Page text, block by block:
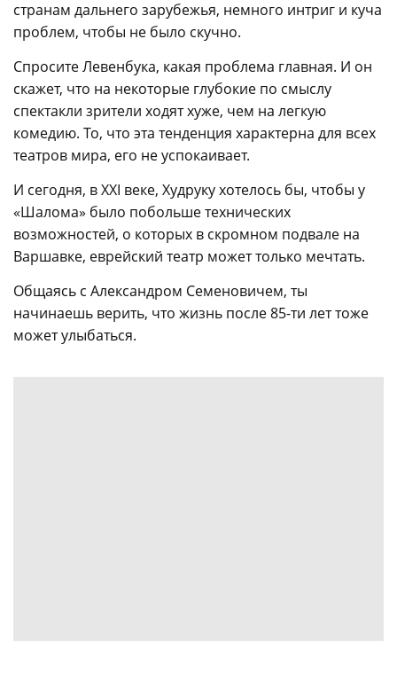
странам дальнего зарубежья, немного интриг и куча
проблем, чтобы не было скучно.
Спросите Левенбука, какая проблема главная. И он
скажет, что на некоторые глубокие по смыслу
спектакли зрители ходят хуже, чем на легкую
комедию. То, что эта тенденция характерна для всех
театров мира, его не успокаивает.
И сегодня, в ХХI веке, Худруку хотелось бы, чтобы у
«Шалома» было побольше технических
возможностей, о которых в скромном подвале на
Варшавке, еврейский театр может только мечтать.
Общаясь с Александром Семеновичем, ты
начинаешь верить, что жизнь после 85-ти лет тоже
может улыбаться.